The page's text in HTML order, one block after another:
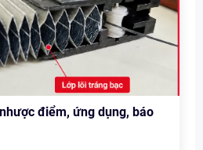
điểm, ứng dụng, báo